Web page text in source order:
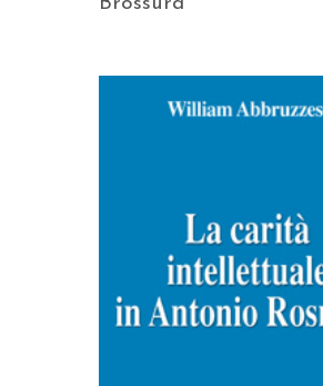
AGGIUNGI AL CARRELLO